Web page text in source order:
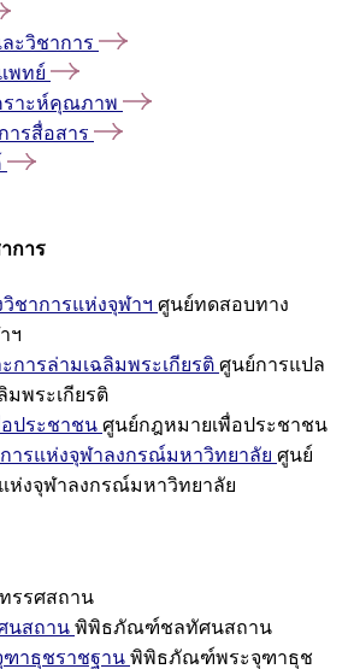
ะวิชาการ
พทย์
ราะห์คุณภาพ
ารสื่อสาร
การ
ชาการแห่งจุฬาฯ ศูนย์ทดสอบทาง
ฯ
การล่ามเฉลิมพระเกียรติ ศูนย์การแปล
มพระเกียรติ
ประชาชน ศูนย์กฎหมายเพื่อประชาชน
ารแห่งจุฬาลงกรณ์มหาวิทยาลัย ศูนย์
ห่งจุฬาลงกรณ์มหาวิทยาลัย
รรศสถาน
สถาน พิพิธภัณฑ์ชลทัศนสถาน
าธุชราชฐาน พิพิธภัณฑ์พระจุฑาธุช